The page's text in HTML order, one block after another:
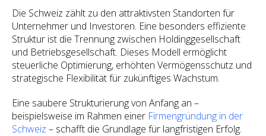
Die Schweiz zählt zu den attraktivsten Standorten für
Unternehmer und Investoren. Eine besonders effiziente
Struktur ist die Trennung zwischen Holdinggesellschaft
und Betriebsgesellschaft. Dieses Modell ermöglicht
steuerliche Optimierung, erhöhten Vermögensschutz und
strategische Flexibilität für zukünftiges Wachstum.
Eine saubere Strukturierung von Anfang an –
beispielsweise im Rahmen einer Firmengründung in der
Schweiz – schafft die Grundlage für langfristigen Erfolg.